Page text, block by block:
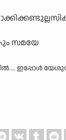
സമയേ
ഇപ്പോൾ